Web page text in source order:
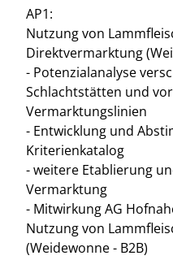
AP1:
Nutzung von
Direktvermarktung
- Potenzialanalyse
Schlachtstätten und
Vermarktungslinien
- Entwicklung und
Kriterienkatalog
- weitere Etablierung
Vermarktung
- Mitwirkung AG
Nutzung von
(Weidewonne - B2B)